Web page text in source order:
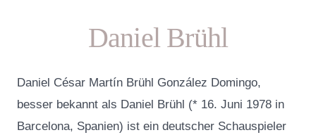
Daniel Brühl
Daniel César Martín Brühl González Domingo,
besser bekannt als Daniel Brühl (* 16. Juni 1978 in
Barcelona, Spanien) ist ein deutscher Schauspieler